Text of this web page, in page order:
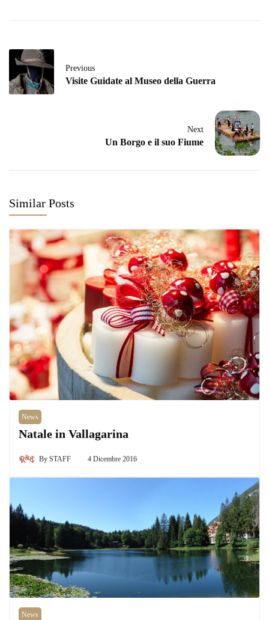
Previous
Visite Guidate al Museo della Guerra
Next
Un Borgo e il suo Fiume
Similar Posts
News
Natale in Vallagarina
By STAFF 4 Dicembre 2016
News